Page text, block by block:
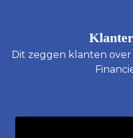
Dit zeggen klanten